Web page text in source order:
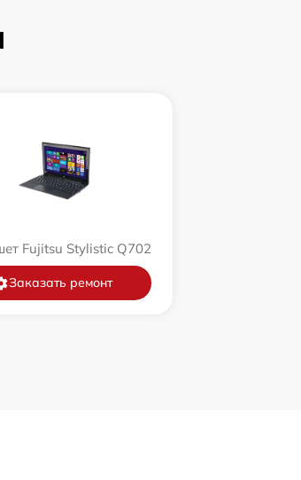
Fujitsu Stylistic Q702
Заказать ремонт